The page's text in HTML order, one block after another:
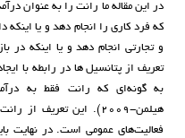
در این مقاله ما رانت را به عنوان
که فرد کاری را انجام دهد و یا اینکه
و تجارتی انجام دهد و یا اینکه در
تعریف از پتانسیل ها در رابطه با
به گونه‌ای که رانت فقط به
هیلمن-2009). این
فعالیت‌های عمومی است. در نهایت